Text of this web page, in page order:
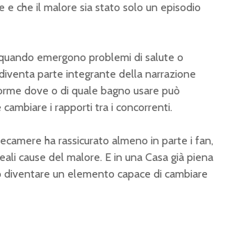
e che il malore sia stato solo un episodio
emergono problemi di salute o
parte integrante della narrazione
dove o di quale bagno usare può
i rapporti tra i concorrenti.
ha rassicurato almeno in parte i fan,
cause del malore. E in una Casa già piena
un elemento capace di cambiare